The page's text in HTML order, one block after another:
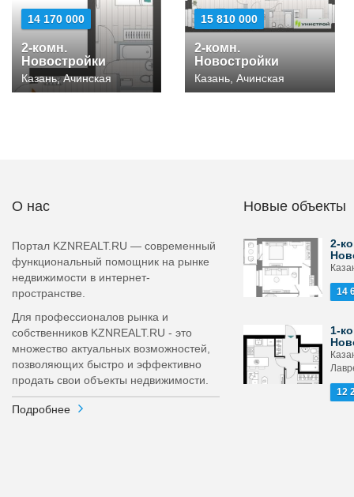
14 170 000
2-комн.
Новостройки
Казань, Ачинская
15 810 000
2-комн.
Новостройки
Казань, Ачинская
О нас
Портал KZNREALT.RU — современный
функциональный помощник на рынке
недвижимости в интернет-
пространстве.
Для профессионалов рынка и
собственников KZNREALT.RU - это
множество актуальных возможностей,
позволяющих быстро и эффективно
продать свои объекты недвижимости.
Подробнее
Новые объекты
2-
14
1-
12